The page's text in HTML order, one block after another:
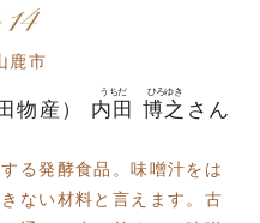
鹿市
物産） 内田 博之 さん
る発酵食品。味噌汁をは
ない材料と言えます。古